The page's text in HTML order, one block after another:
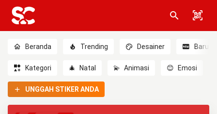
Beranda Trending Desainer Baru
Kategori 🎄 Natal 💫 Animasi 😊 Emosi
UNGGAH STIKER ANDA